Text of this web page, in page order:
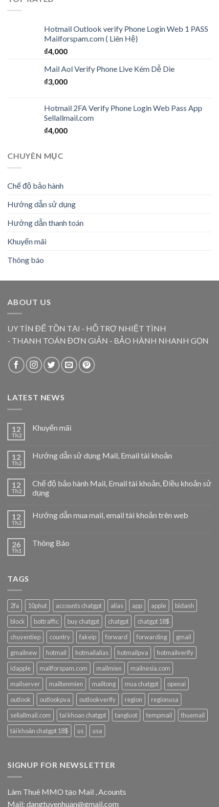
Hotmail Outlook verify Phone Login Web 1 PASS
Mailforspam.com ( Liên Hệ)
₫4,000
Mail Aol Verify Phone Live Kém Dễ Die
₫3,000
Hotmail 2FA Verify Phone Login Web Pass App
Sellallmail.com
₫4,000
CHUYÊN MỤC
Chế độ bảo hành
Hướng dẫn sử dụng
Hướng dẫn thanh toán
Khuyến mãi
Thông báo
ABOUT US
UY TÍN ĐỂ TỒN TẠI - HỖ TRỢ NHIỆT TÌNH
- THANH TOÁN ĐƠN GIẢN - BẢO HÀNH NHANH GỌN
LATEST NEWS
12
Th2
Khuyến mãi
12
Th2
Hướng dẫn sử dụng Mail, Email tài khoản
12
Th2
Chế độ bảo hành Mail, Email tài khoản, Điều khoản sử
dụng
12
Th2
Hướng dẫn mua mail, email tài khoản trên web
26
Th1
Thông Báo
TAGS
2fa 10phut accounts chatgpt alias app apple
bidanh
block
bottraffic buy chatgpt chatgpt
chatgpt 18$
chuyentiep
country fakeip forward forwarding
gmail
gmailnew
hotmail hotmailalias hotmailpva
hotmailverify
idapple
mailforspam.com mailmien
mailnesia.com
mailserver
mailtenmien mailtong mua chatgpt
openai
outlook
outlookpva outlookverify region
regionusa
sellallmail.com
tai khoan chatgpt tangluot tempmail
thuemail
tài khoản chatgpt 18$
us usa
SIGNUP FOR NEWSLETTER
Làm Thuê MMO tạo Mail , Acounts
Mail: dangtuyenhuan@gmail.com